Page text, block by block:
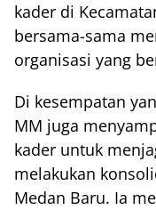
kader di
bersama-sama
organisasi yang
Di kesempatan
MM juga
kader untuk
melakukan
Medan Baru. Ia